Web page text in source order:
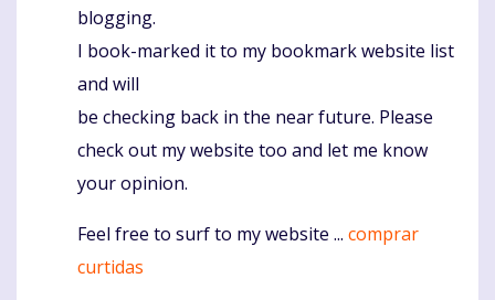
blogging.
I book-marked it to my bookmark website list
and will
be checking back in the near future. Please
check out my website too and let me know
your opinion.
Feel free to surf to my website ... comprar
curtidas